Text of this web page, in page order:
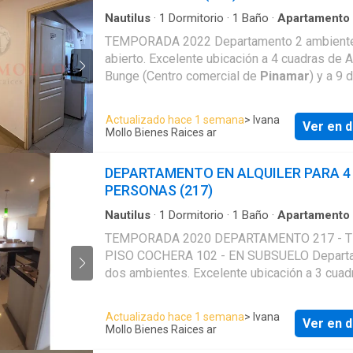
mismas. PARA MAYOR INFORMACIÓN Y UN
CORRECTO ASESORAMIENTO,
NOSOTROS.
Nautilus · 1 Dormitorio · 1 Baño · Apartamento
TEMPORADA 2022 Departamento 2
abierto. Excelente ubicación a 4 cuadras de
Bunge (Centro comercial de Pinamar) y a 9
equipado. Muy luminoso. 1 Somier
Sofá cama con cama carrito. 1 Baño
Eléctrico Amplios ventanales, Wi Fi. TV,
magnética en subsuelo (93) , Ascensores.
ALQUILER DISPONIBLE DE SÁBADO A
Normas pactadas: Check In: 16 horas Check
horas Seña 50% del saldo por transferencia
y el 50% saldo restante se abona el día del
en nuestra oficina. Depósito de Garantía en
Limpieza final. Por cuestiones de higiene no
aceptan mascotas de ningún tamaño. No
Actualizado hace 1 semana> Ivana
Mollo Bienes Raices ar
Ver en
DEPARTAMENTO EN ALQUILER PARA 4
PERSONAS (217)
Nautilus · 1 Dormitorio · 1 Baño · Apartamento
TEMPORADA 2020 DEPARTAMENTO 217 -
PISO COCHERA 102 - EN SUBSUELO
dos ambientes. Excelente ubicación a 3
Playa. Capacidad máxima: 4 Personas.
Larga Totalmente equipado. Muy luminoso. 1
habitación con Sommier matrimonial Sillón
Actualizado hace 1 semana> Ivana
Mollo Bienes Raices ar
Ver en